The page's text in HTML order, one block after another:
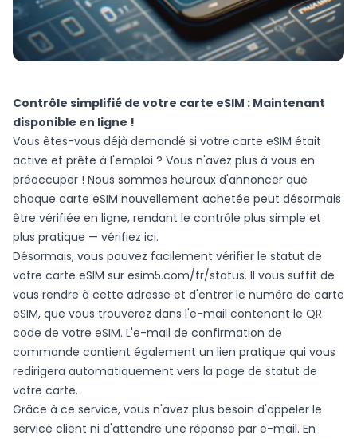
Contrôle simplifié de votre carte eSIM : Maintenant
disponible en ligne !
Vous êtes-vous déjà demandé si votre carte eSIM était
active et prête à l'emploi ? Vous n'avez plus à vous en
préoccuper ! Nous sommes heureux d'annoncer que
chaque carte eSIM nouvellement achetée peut désormais
être vérifiée en ligne, rendant le contrôle plus simple et
plus pratique — vérifiez ici.
Désormais, vous pouvez facilement vérifier le statut de
votre carte eSIM sur esim5.com/fr/status. Il vous suffit de
vous rendre à cette adresse et d'entrer le numéro de carte
eSIM, que vous trouverez dans l'e-mail contenant le QR
code de votre eSIM. L'e-mail de confirmation de
commande contient également un lien pratique qui vous
redirigera automatiquement vers la page de statut de
votre carte.
Grâce à ce service, vous n'avez plus besoin d'appeler le
service client ni d'attendre une réponse par e-mail. En